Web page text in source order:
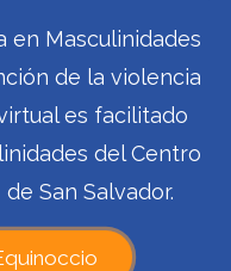
en Masculinidades
de la violencia
es facilitado
del Centro
San Salvador.